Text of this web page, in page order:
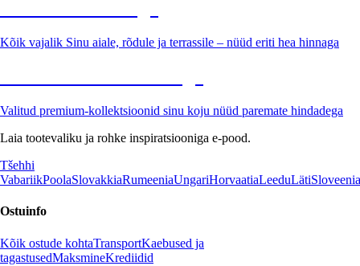
Kõik vajalik Sinu aiale, rõdule ja terrassile – nüüd eriti hea hinnaga
Valitud premium-kollektsioonid sinu koju nüüd paremate hindadega
Laia tootevaliku ja rohke inspiratsiooniga e-pood.
Tšehhi
VabariikPoolaSlovakkiaRumeeniaUngariHorvaatiaLeeduLätiSloveenia
Ostuinfo
Kõik ostude kohtaTransportKaebused ja
tagastusedMaksmineKrediidid